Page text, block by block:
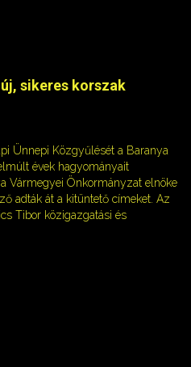
sikeres korszak
Ünnepi Közgyűlését a Baranya
évek hagyományait
Vármegyei Önkormányzat elnöke
adták át a kitüntető címeket. Az
Tibor közigazgatási és